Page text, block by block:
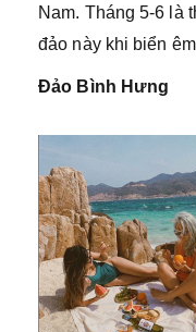
Nam. Tháng 5-6 là
đảo này khi biển
Đảo Bình Hưng